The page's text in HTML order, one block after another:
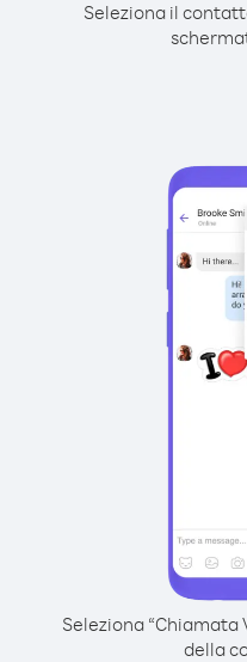
Seleziona il
Seleziona “Chiamata
della